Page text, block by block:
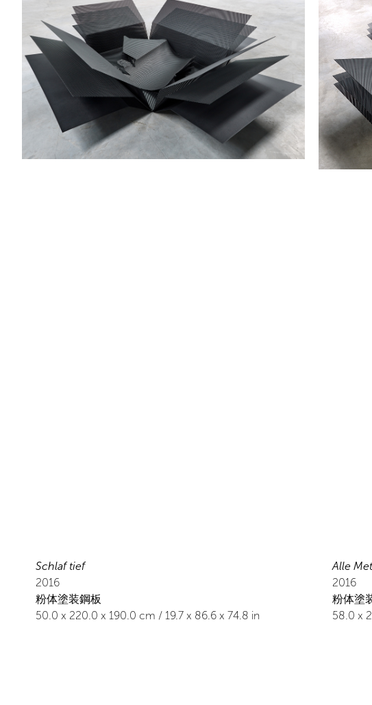
Schlaf tief
2016
粉体塗装鋼板
50.0 x 220.0 x 190.0 cm / 19.7 x 86.6 x 74.8 in
Alle
2016
粉体塗
58.0 x